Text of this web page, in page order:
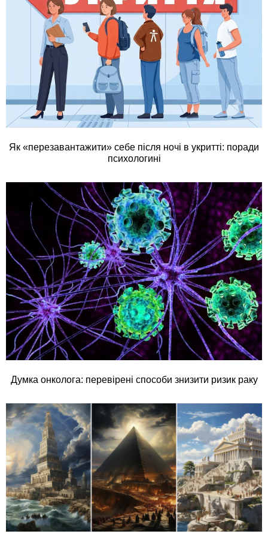
Як «перезавантажити» себе після ночі в укритті: поради
психологині
Думка онколога: перевірені способи знизити ризик раку